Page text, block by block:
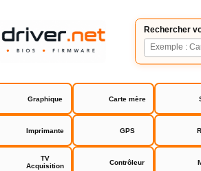
Rechercher
Graphique Carte mère
Imprimante GPS
TV
Acquisition
Contrôleur